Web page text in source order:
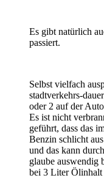
Es gibt natürlich
passiert.
Selbst vielfach
stadtverkehrs-
oder 2 auf der
Es ist nicht
geführt, dass das
Benzin schlicht
und das kann
glaube auswendig
bei 3 Liter